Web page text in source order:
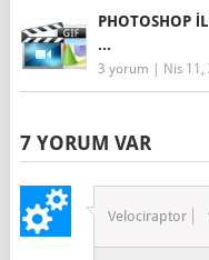
PHOTOSHOP
...
3 yorum | Nis 11,
7 YORUM VAR
Velociraptor